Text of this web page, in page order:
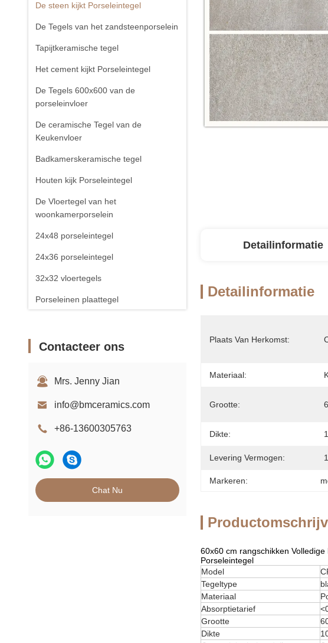
De steen kijkt Porseleintegel
De Tegels van het zandsteenporselein
Tapijtkeramische tegel
Het cement kijkt Porseleintegel
De Tegels 600x600 van de
porseleinvloer
De ceramische Tegel van de
Keukenvloer
Badkamerskeramische tegel
Houten kijk Porseleintegel
De Vloertegel van het
woonkamerporselein
24x48 porseleintegel
24x36 porseleintegel
32x32 vloertegels
Porseleinen plaattegel
Contacteer ons
Mrs. Jenny Jian
info@bmceramics.com
+86-13600305763
Chat Nu
Detailinformatie
Detailinformatie
Plaats Van Herkomst:
Materiaal:
Grootte:
Dikte:
Levering Vermogen:
Markeren:
60x60 cm rangschikken
Porseleintegel
Model
Tegeltype
Materiaal
Absorptietarief
Grootte
Dikte